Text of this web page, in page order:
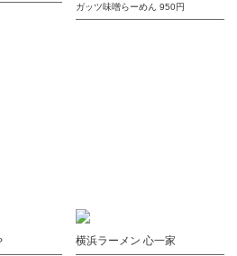
ガッツ味噌らーめん 950円
横浜ラーメン 心一家